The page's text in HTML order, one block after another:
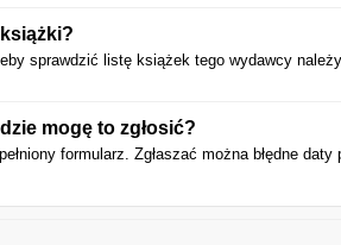
sprawdzić listę książek tego wydawcy
mogę to zgłosić?
formularz. Zgłaszać można błędne